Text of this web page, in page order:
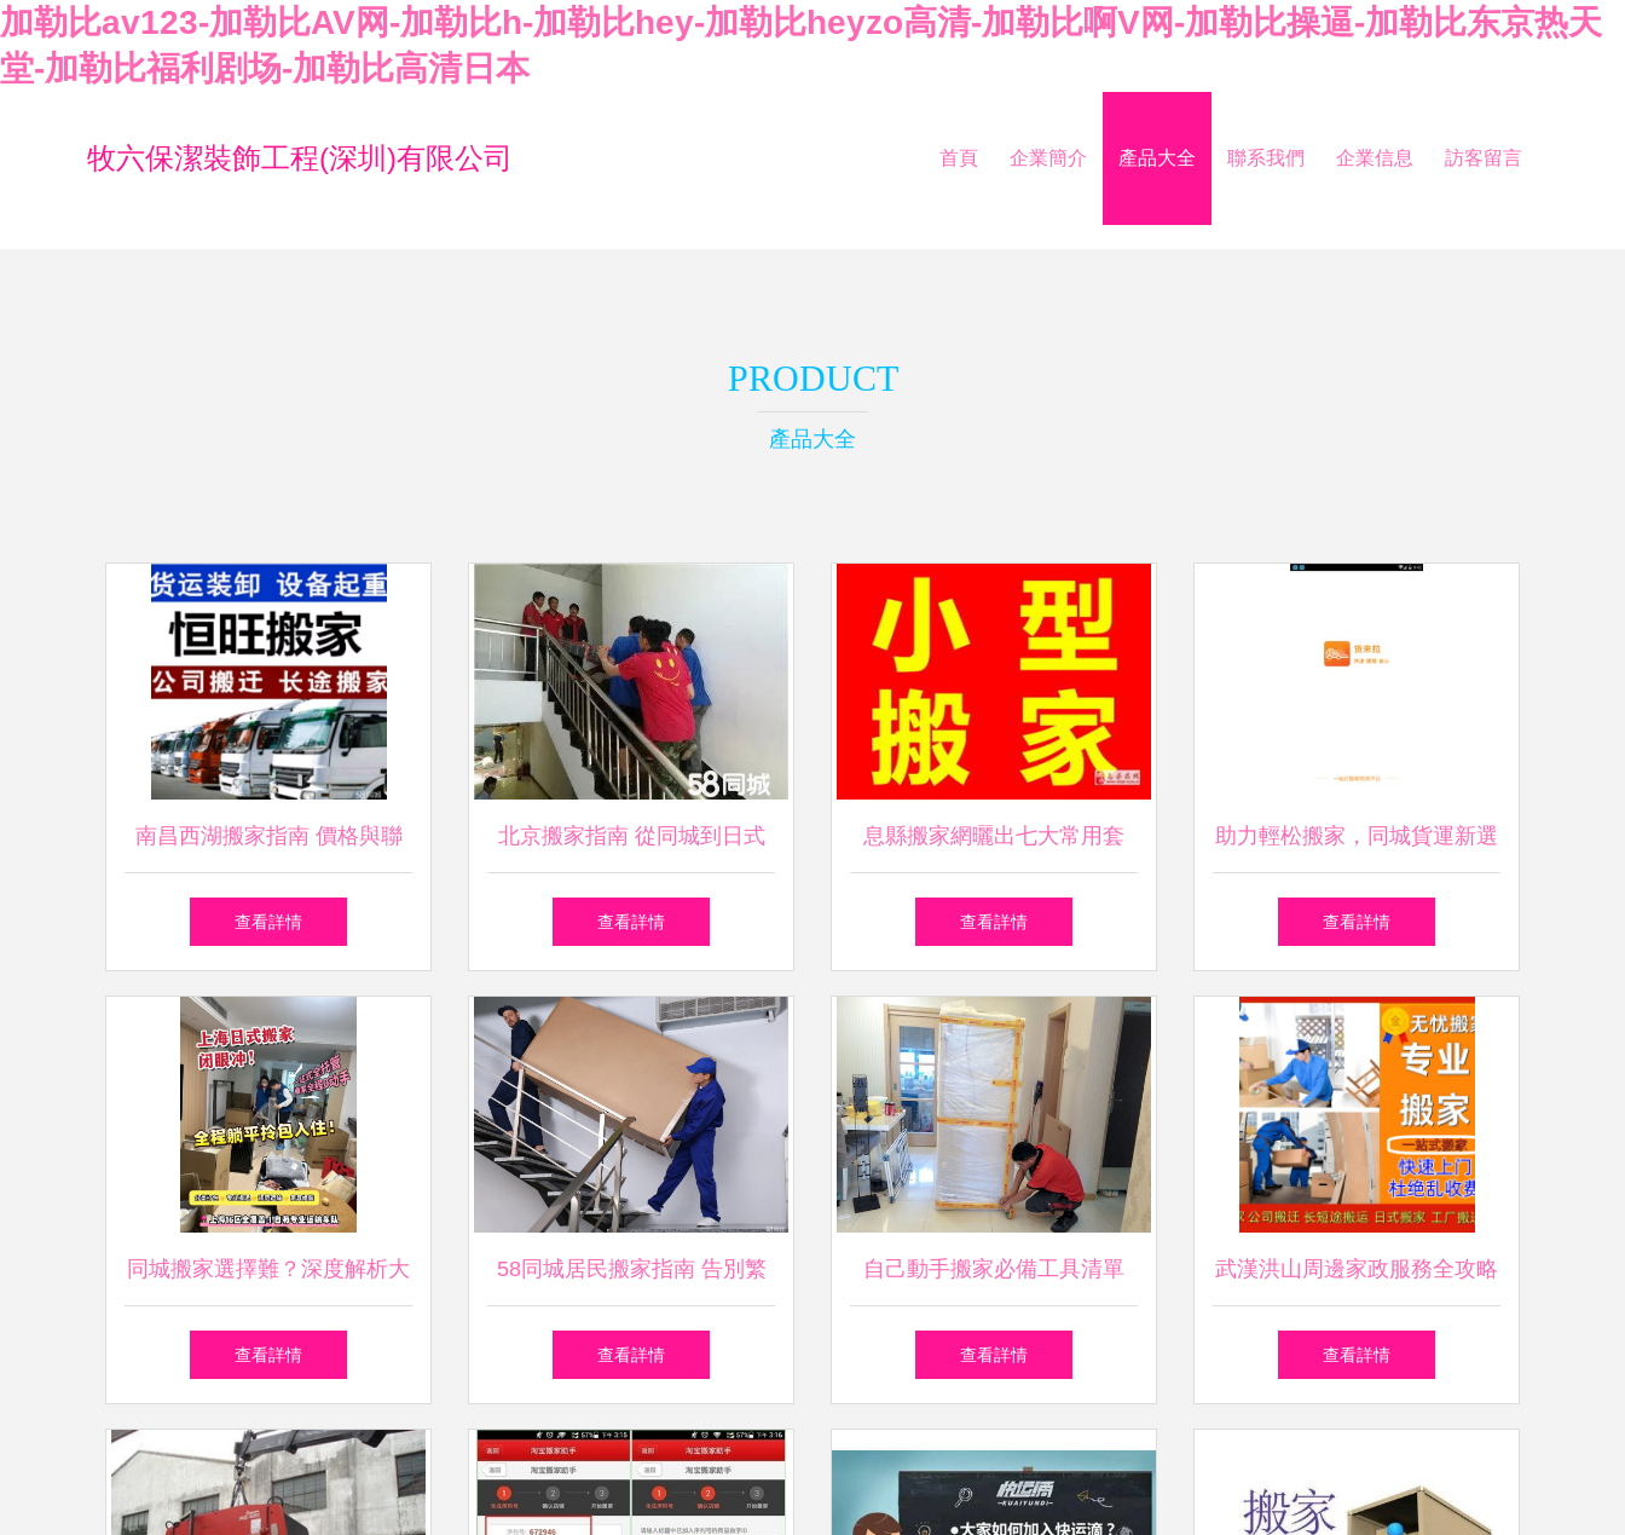
加勒比av123-加勒比AV网-加勒比h-加勒比hey-加勒比heyzo高清-加勒比啊V网-加勒比操逼-加勒比东京热天
堂-加勒比福利剧场-加勒比高清日本
牧六保潔裝飾工程(深圳)有限公司 首頁 企業簡介 產品大全 聯系我們 企業信息 訪客留言
PRODUCT
產品大全
南昌西湖搬家指南 價格與聯
系方式一覽（58同城同城搬家
查看詳情
北京搬家指南 從同城到日式
搬家公司如何選擇
查看詳情
息縣搬家網曬出七大常用套
路，教你秒識“黑”搬家公司絕
查看詳情
助力輕松搬家，同城貨運新選
擇——貨來拉APP下載及服務
查看詳情
同城搬家選擇難？深度解析大
眾搬家公司優勢，告訴你哪家
查看詳情
58同城居民搬家指南 告別繁
瑣，輕松入住新家
查看詳情
自己動手搬家必備工具清單
做好準備，避免臨時后悔
查看詳情
武漢洪山周邊家政服務全攻略
電話、價格與58同城推薦
查看詳情